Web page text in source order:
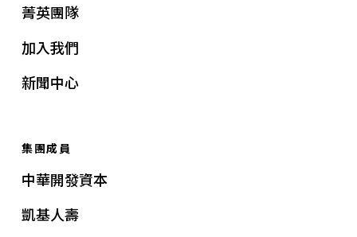
菁英團隊
加入我們
新聞中心
集團成員
中華開發資本
凱基人壽